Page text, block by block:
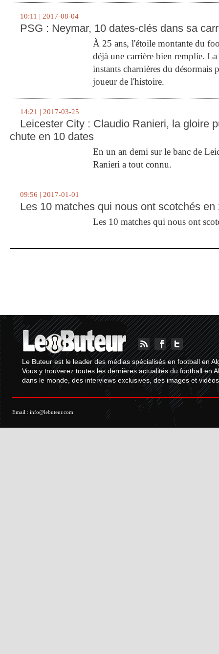
10:11 | 2017-08-04
PSG : Neymar, 10 dates-clés dans sa
À 25 ans, l'étoile montante du
déjà une carrière bien remplie.
instants charnières du désormais
joueur de l'histoire.
14:21 | 2017-03-25
Leicester City : Claudio Ranieri, la gloire
chute en 10 dates
En un an demi sur le banc de
Ranieri a tout connu.
09:56 | 2017-01-01
Les 10 matches qui nous ont scotchés en
Les 10 matches qui nous ont
Le Buteur est le leader des médias spécialisés en football en
Vous y trouverez toutes les dernières actualités du football en
dans le monde, des interviews exclusives, des images et
Email : info@lebuteur.com